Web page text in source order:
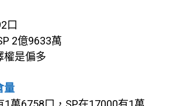
口
2億9633萬
權是偏多
量